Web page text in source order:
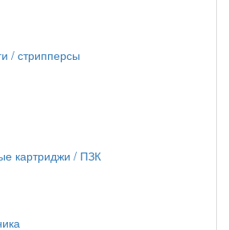
/ стрипперсы
картриджи / ПЗК